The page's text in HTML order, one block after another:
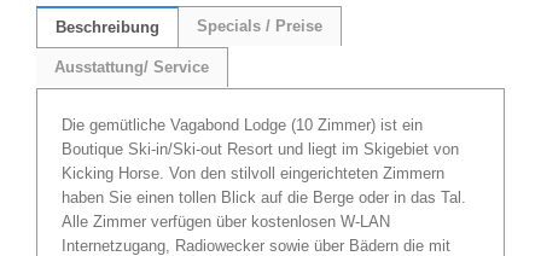
Beschreibung Specials / Preise
Ausstattung/ Service
Die gemütliche Vagabond Lodge (10 Zimmer) ist ein
Boutique Ski-in/Ski-out Resort und liegt im Skigebiet von
Kicking Horse. Von den stilvoll eingerichteten Zimmern
haben Sie einen tollen Blick auf die Berge oder in das Tal.
Alle Zimmer verfügen über kostenlosen W-LAN
Internetzugang, Radiowecker sowie über Bädern die mit